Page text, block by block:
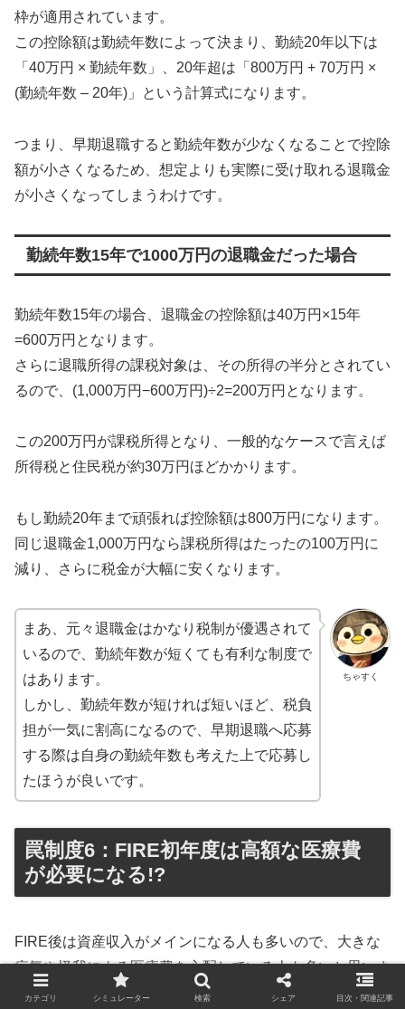
枠が適用されています。
この控除額は勤続年数によって決まり、勤続20年以下は
「40万円 × 勤続年数」、20年超は「800万円 + 70万円 ×
(勤続年数 – 20年)」という計算式になります。
つまり、早期退職すると勤続年数が少なくなることで控除
額が小さくなるため、想定よりも実際に受け取れる退職金
が小さくなってしまうわけです。
勤続年数15年で1000万円の退職金だった場合
勤続年数15年の場合、退職金の控除額は40万円×15年
=600万円となります。
さらに退職所得の課税対象は、その所得の半分とされてい
るので、(1,000万円−600万円)÷2=200万円となります。
この200万円が課税所得となり、一般的なケースで言えば
所得税と住民税が約30万円ほどかかります。
もし勤続20年まで頑張れば控除額は800万円になります。
同じ退職金1,000万円なら課税所得はたったの100万円に
減り、さらに税金が大幅に安くなります。
ちゃすく
まあ、元々退職金はかなり税制が優遇されて
いるので、勤続年数が短くても有利な制度で
はあります。
しかし、勤続年数が短ければ短いほど、税負
担が一気に割高になるので、早期退職へ応募
する際は自身の勤続年数も考えた上で応募し
たほうが良いです。
罠制度6：FIRE初年度は高額な医療費
が必要になる!?
FIRE後は資産収入がメインになる人も多いので、大きな
病気や怪我による医療費を心配している人も多いと思いま
す。
カテゴリ シミュレーター 検索 シェア 目次・関連記事